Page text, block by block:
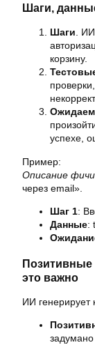
Шаги,
Шаги. ИИ
корзину.
успехе,
Пример:
Описание фичи
через email».
Шаг 1:
Данные:
Позитивные
это важно
ИИ генерирует